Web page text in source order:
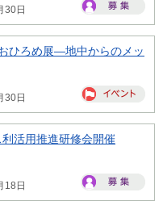
30日
ひろめ展―地中からのメッ
30日
活用推進研修会開催
18日